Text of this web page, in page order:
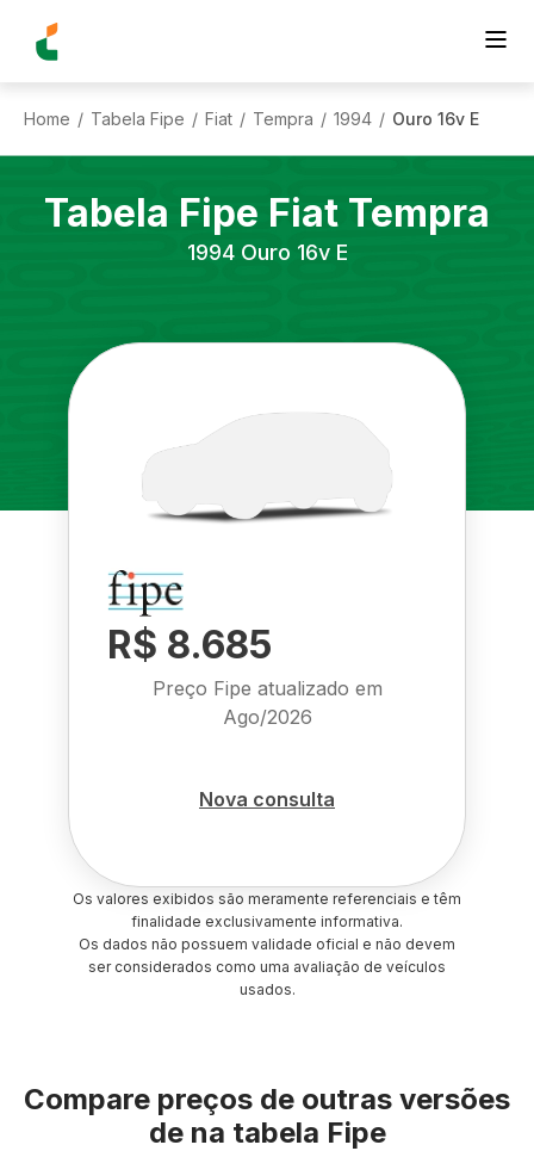
Home / Tabela Fipe / Fiat / Tempra / 1994 / Ouro 16v E
Tabela Fipe Fiat Tempra
1994 Ouro 16v E
R$ 8.685
Preço Fipe atualizado em
Ago/2026
Nova consulta
Os valores exibidos são meramente referenciais e têm
finalidade exclusivamente informativa.
Os dados não possuem validade oficial e não devem
ser considerados como uma avaliação de veículos
usados.
Compare preços de outras versões
de na tabela Fipe